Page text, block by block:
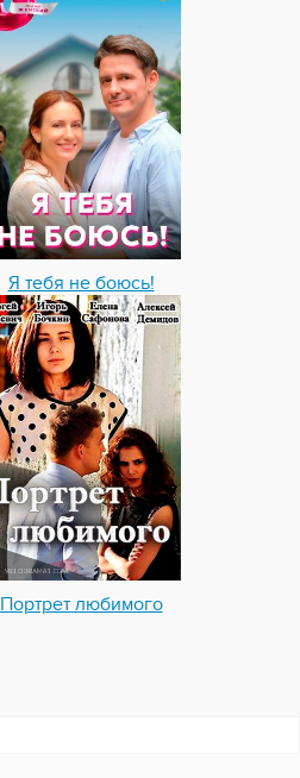
Я тебя не боюсь!
Портрет любимого